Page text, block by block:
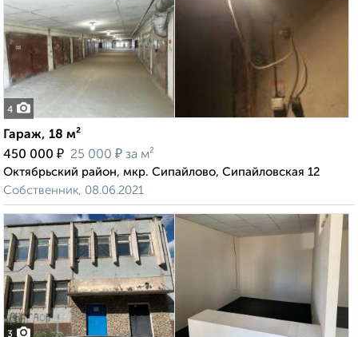
4
Гараж, 18 м²
450 000 ₽ 25 000 ₽ за м²
Октябрьский район, мкр. Сипайлово, Сипайловская 12
Собственник, 08.06.2021
3